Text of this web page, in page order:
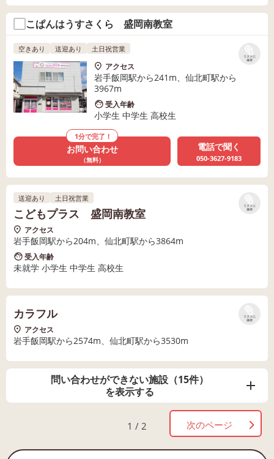
こぱんはうすさくら 盛岡南教室
リストに
保存
空きあり 送迎あり 土日祝営業
アクセス
岩手飯岡駅から241m、仙北町駅から
3967m
受入年齢
小学生 中学生 高校生
1分で完了！
お問い合わせ
（無料）
電話で聞く
050-3627-9183
リストに
保存
送迎あり 土日祝営業
こどもプラス 盛岡南教室
アクセス
岩手飯岡駅から204m、仙北町駅から3864m
受入年齢
未就学 小学生 中学生 高校生
リストに
保存
カラフル
アクセス
岩手飯岡駅から2574m、仙北町駅から3530m
問い合わせができない施設（15件）
を表示する
1 / 2 次のページ